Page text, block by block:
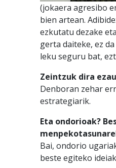
(jokaera agresibo
bien artean.
ezkutatu dezake
gerta daiteke, ez
leku seguru bat,
Zeintzuk dira
Denboran zehar
estrategiarik.
Eta ondorioak?
Bai, ondorio
beste egiteko